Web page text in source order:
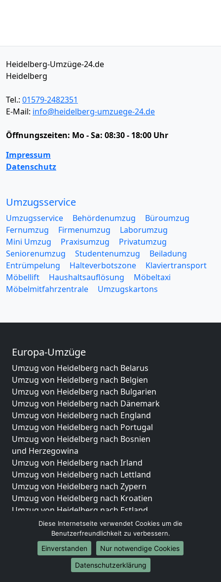
Heidelberg-Umzüge-24.de
Heidelberg
Tel.: 01579-2482351
E-Mail: info@heidelberg-umzuege-24.de
Öffnungszeiten: Mo - Sa: 08:30 - 18:00 Uhr
Impressum
Datenschutz
Umzugsservice
Umzugsservice Behördenumzug
Büroumzug
Fernumzug
Firmenumzug
Laborumzug
Mini Umzug
Praxisumzug
Privatumzug
Seniorenumzug
Studentenumzug
Beiladung
Entrümpelung
Halteverbotszone
Klaviertransport
Möbellift
Haushaltsauflösung
Möbeltaxi
Möbelmitfahrzentrale
Umzugskartons
Europa-Umzüge
Umzug von Heidelberg nach Belarus
Umzug von Heidelberg nach Belgien
Umzug von Heidelberg nach Bulgarien
Umzug von Heidelberg nach Dänemark
Umzug von Heidelberg nach England
Umzug von Heidelberg nach Portugal
Umzug von Heidelberg nach Bosnien
und Herzegowina
Umzug von Heidelberg nach Irland
Umzug von Heidelberg nach Lettland
Umzug von Heidelberg nach Zypern
Umzug von Heidelberg nach Kroatien
Umzug von Heidelberg nach Estland
Umzug von Heidelberg nach Finnland
Umzug von Heidelberg nach Frankreich
Umzug von Heidelberg nach Griechenland
Umzug von Heidelberg nach Italien
Umzug von Heidelberg nach Liechtenstein
Diese Internetseite verwendet Cookies um die
Benutzerfreundlichkeit zu verbessern.
Einverstanden
Nur notwendige Cookies
Datenschutzerklärung